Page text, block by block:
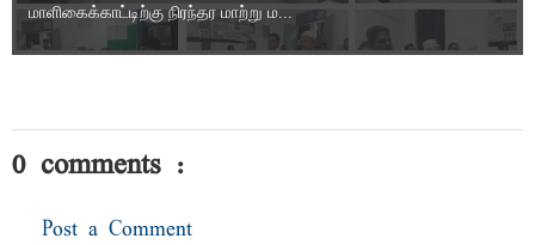
மாளிகைக்காட்டிற்கு நிரந்தர மாற்று ம...
0 comments :
Post a Comment